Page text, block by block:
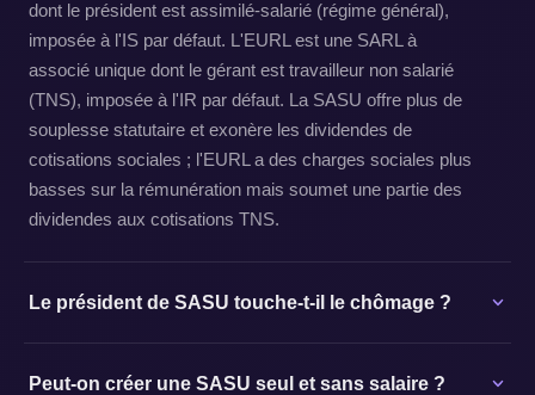
dont le président est assimilé-salarié (régime général),
imposée à l'IS par défaut. L'EURL est une SARL à
associé unique dont le gérant est travailleur non salarié
(TNS), imposée à l'IR par défaut. La SASU offre plus de
souplesse statutaire et exonère les dividendes de
cotisations sociales ; l'EURL a des charges sociales plus
basses sur la rémunération mais soumet une partie des
dividendes aux cotisations TNS.
Le président de SASU touche-t-il le chômage ?
Peut-on créer une SASU seul et sans salaire ?